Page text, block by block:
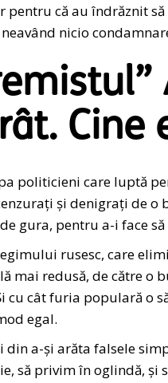
că au îndrăznit
nicio
Cine
politicieni care luptă
și denigrați de o
gura, pentru a-i face
rusesc, care
mai redusă, de către o
cu cât furia populară o
egal.
a-și arăta falsele
să privim în oglindă, și